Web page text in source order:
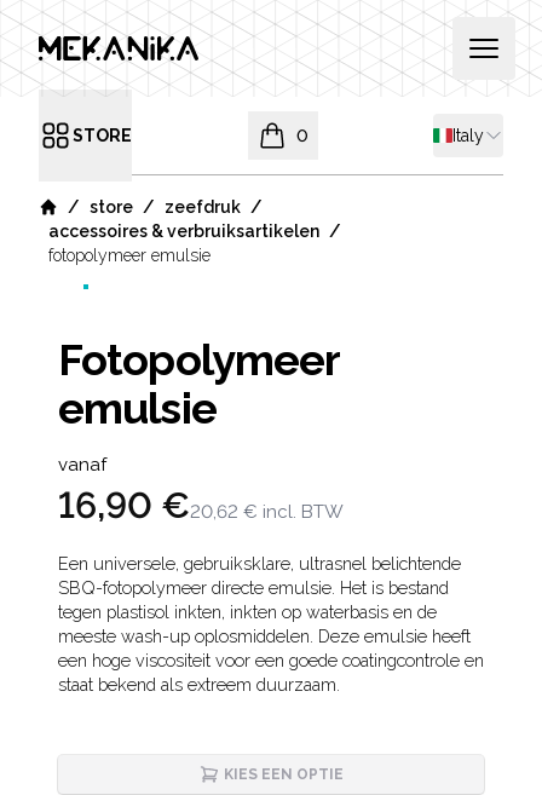
MEKANIKA Open
Open menu
STORE Shipping
Italy
0
items in cart, view bag
Home
/ store / zeefdruk /
accessoires & verbruiksartikelen /
fotopolymeer emulsie
Fotopolymeer
emulsie
Product information
vanaf
16,90 €20,62 € incl. BTW
Description
Een universele, gebruiksklare, ultrasnel belichtende
SBQ-fotopolymeer directe emulsie. Het is bestand
tegen plastisol inkten, inkten op waterbasis en de
meeste wash-up oplosmiddelen. Deze emulsie heeft
een hoge viscositeit voor een goede coatingcontrole en
staat bekend als extreem duurzaam.
KIES EEN OPTIE